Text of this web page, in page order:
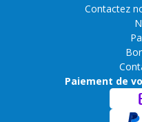
Contactez
Paiement de